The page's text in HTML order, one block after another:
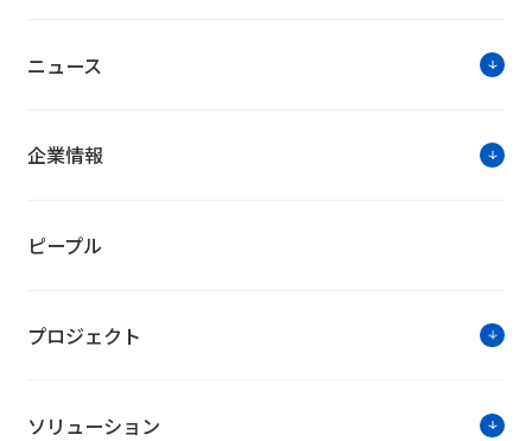
ニュース
企業情報
ピープル
プロジェクト
ソリューション